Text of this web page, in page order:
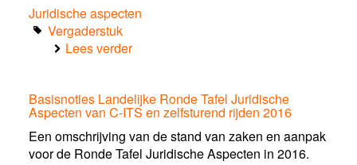
Juridische aspecten
Vergaderstuk
Lees verderover
Aspecten
van
Platooning
en
Basisnoties Landelijke Ronde Tafel Juridische
Aspecten van C-ITS en zelfsturend rijden 2016
Een omschrijving van de stand van zaken en aanpak
voor de Ronde Tafel Juridische Aspecten in 2016.